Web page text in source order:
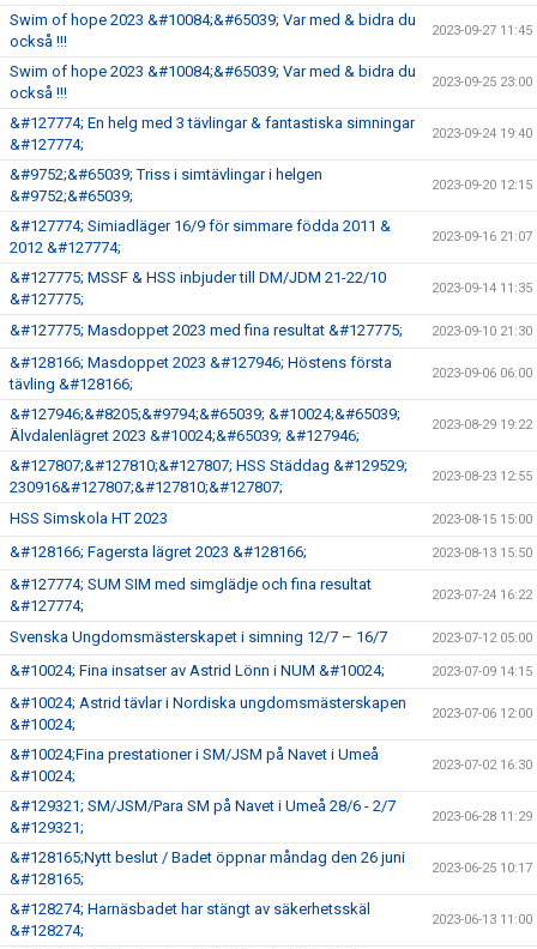
Swim of hope 2023 &#10084;&#65039; Var med & bidra du
också !!!
2023-09-27 11:45
Swim of hope 2023 &#10084;&#65039; Var med & bidra du
också !!!
2023-09-25 23:00
&#127774; En helg med 3 tävlingar & fantastiska simningar
&#127774;
2023-09-24 19:40
&#9752;&#65039; Triss i simtävlingar i helgen
&#9752;&#65039;
2023-09-20 12:15
&#127774; Simiadläger 16/9 för simmare födda 2011 &
2012 &#127774;
2023-09-16 21:07
&#127775; MSSF & HSS inbjuder till DM/JDM 21-22/10
&#127775;
2023-09-14 11:35
&#127775; Masdoppet 2023 med fina resultat &#127775; 2023-09-10 21:30
&#128166; Masdoppet 2023 &#127946; Höstens första
tävling &#128166;
2023-09-06 06:00
&#127946;&#8205;&#9794;&#65039; &#10024;&#65039;
Älvdalenlägret 2023 &#10024;&#65039; &#127946;
2023-08-29 19:22
&#127807;&#127810;&#127807; HSS Städdag &#129529;
230916&#127807;&#127810;&#127807;
2023-08-23 12:55
HSS Simskola HT 2023 2023-08-15 15:00
&#128166; Fagersta lägret 2023 &#128166; 2023-08-13 15:50
&#127774; SUM SIM med simglädje och fina resultat
&#127774;
2023-07-24 16:22
Svenska Ungdomsmästerskapet i simning 12/7 – 16/7 2023-07-12 05:00
&#10024; Fina insatser av Astrid Lönn i NUM &#10024; 2023-07-09 14:15
&#10024; Astrid tävlar i Nordiska ungdomsmästerskapen
&#10024;
2023-07-06 12:00
&#10024;Fina prestationer i SM/JSM på Navet i Umeå
&#10024;
2023-07-02 16:30
&#129321; SM/JSM/Para SM på Navet i Umeå 28/6 - 2/7
&#129321;
2023-06-28 11:29
&#128165;Nytt beslut / Badet öppnar måndag den 26 juni
&#128165;
2023-06-25 10:17
&#128274; Harnäsbadet har stängt av säkerhetsskäl
&#128274;
2023-06-13 11:00